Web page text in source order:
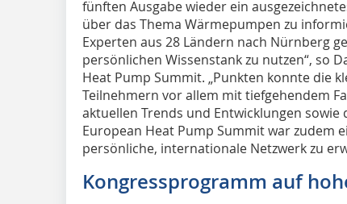
fünften Ausgabe wieder ein
über das Thema Wärmepumpen zu
Experten aus 28 Ländern nach Nürnberg
persönlichen Wissenstank zu nutzen“, so
Heat Pump Summit. „Punkten konnte die
Teilnehmern vor allem mit tiefgehendem
aktuellen Trends und Entwicklungen
European Heat Pump Summit war zudem
persönliche, internationale Netzwerk zu
Kongressprogramm auf